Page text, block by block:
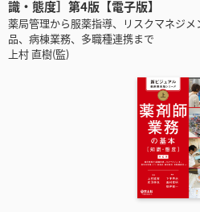
識・態度］第4版【電子版】
薬局管理から服薬指導、リスクマネジ
品、病棟業務、多職種連携まで
上村 直樹(監)